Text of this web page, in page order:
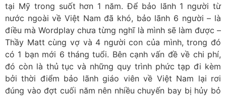
tại Mỹ trong suốt hơn 1 năm. Để bảo lãnh 1 người từ
nước ngoài về Việt Nam đã khó, bảo lãnh 6 người – là
điều mà Wordplay chưa từng nghĩ là mình sẽ làm được –
Thầy Matt cùng vợ và 4 người con của mình, trong đó
có 1 bạn mới 6 tháng tuổi. Bên cạnh vấn đề về chi phí,
đó còn là thủ tục và những quy trình phức tạp đi kèm
bởi thời điểm bảo lãnh giáo viên về Việt Nam lại rơi
đúng vào đợt cuối năm nên nhiều chuyến bay bị hủy bỏ